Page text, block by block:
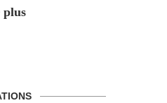
plus